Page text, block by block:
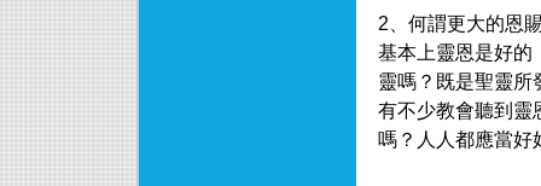
2、何謂更大的恩
基本上靈恩是好的
靈嗎？既是聖靈所
有不少教會聽到靈
嗎？人人都應當好